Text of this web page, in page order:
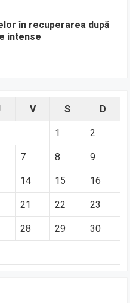
în recuperarea după
intense
V S D
1 2
7 8 9
14 15 16
21 22 23
28 29 30